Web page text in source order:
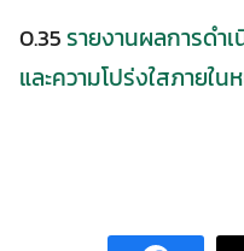
0.35รายงานผลการดำ
และความโปร่งใสภายใน